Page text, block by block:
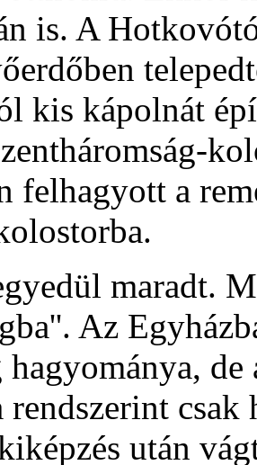
is. A
kis kápolnát
felhagyott a
maradt.
Az
hagyománya,
csak
után